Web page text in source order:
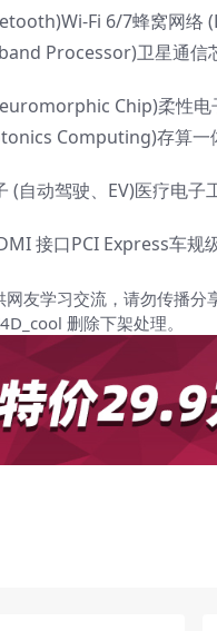
Fi 6/7蜂窝网络
Processor)卫星通信
Chip)柔性
Computing)存算
(自动驾驶、EV)医疗电
接口PCI Express车规
友学习交流，请勿传播
删除下架处理。